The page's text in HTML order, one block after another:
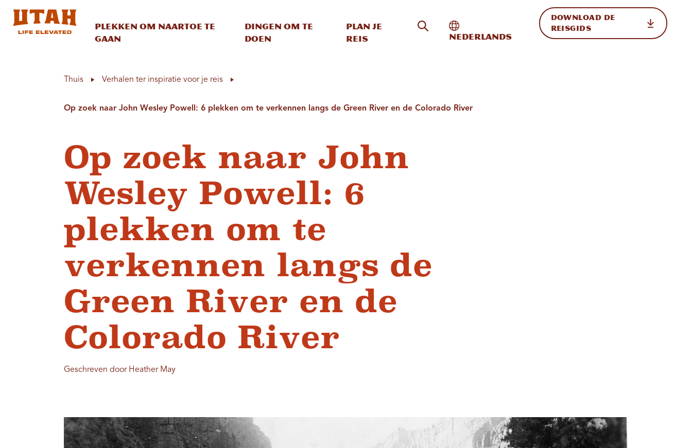
Plekken om naartoe te
gaan
Dingen om te
doen
Plan je
reis
Zoeken op de site
Internationale weergave in-/uitschakelen
Nederlands
DOWNLOAD DE
REISGIDS
Thuis Verhalen ter inspiratie voor je reis
Op zoek naar John Wesley Powell: 6 plekken om te verkennen langs de Green River en de Colorado River
Op zoek naar John
Wesley Powell: 6
plekken om te
verkennen langs de
Green River en de
Colorado River
Geschreven door Heather May